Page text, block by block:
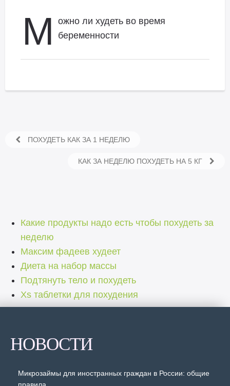
М
ожно ли худеть во время
беременности
ПОХУДЕТЬ КАК ЗА 1 НЕДЕЛЮ
КАК ЗА НЕДЕЛЮ ПОХУДЕТЬ НА 5 КГ
Какие продукты надо есть чтобы похудеть за
неделю
Максим фадеев худеет
Диета на набор массы
Подтянуть тело и похудеть
Xs таблетки для похудения
НОВОСТИ
Микрозаймы для иностранных граждан в России: общие